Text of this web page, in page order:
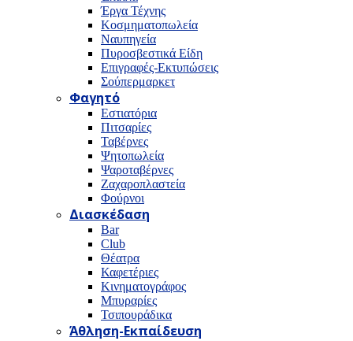
Έργα Τέχνης
Κοσμηματοπωλεία
Ναυπηγεία
Πυροσβεστικά Είδη
Επιγραφές-Εκτυπώσεις
Σούπερμαρκετ
Φαγητό
Εστιατόρια
Πιτσαρίες
Ταβέρνες
Ψητοπωλεία
Ψαροταβέρνες
Ζαχαροπλαστεία
Φούρνοι
Διασκέδαση
Bar
Club
Θέατρα
Καφετέριες
Κινηματογράφος
Μπυραρίες
Τσιπουράδικα
Άθληση-Εκπαίδευση